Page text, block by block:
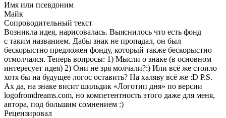
Имя или псевдоним
Майк
Сопроводительный текст
Возникла идея, нарисовалась. Выяснилось что есть фонд
с таким названием. Дабы знак не пропадал, он был
бескорыстно предложен фонду, который также бескорыстно
отмолчался. Теперь вопросы: 1) Мысли о знаке (в основном
интересует идея) 2) Они не зря молчали?:) Или всё же стоило
хотя бы на будущее логос оставить? На халяву всё же :D P.S.
Ах да, на знаке висит шильдик «Логотип дня» по версии
logofromdreams.com, но компетентность этого даже для меня,
автора, под большим сомнением :)
Рецензировал